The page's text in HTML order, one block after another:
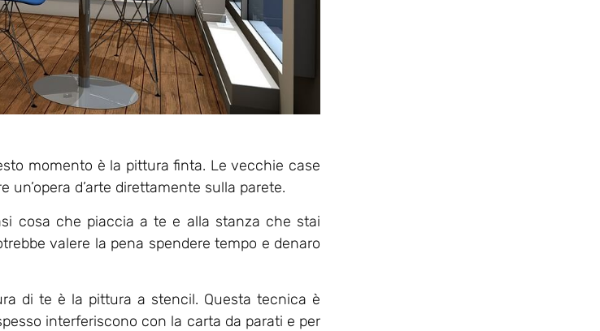
momento è la pittura finta. Le vecchie case
d’arte direttamente sulla parete.
cosa che piaccia a te e alla stanza che stai
valere la pena spendere tempo e denaro
di te è la pittura a stencil. Questa tecnica è
interferiscono con la carta da parati e per